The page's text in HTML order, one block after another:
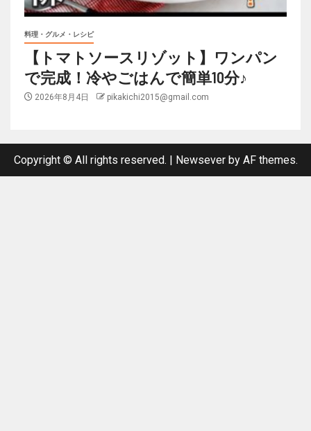
料理・グルメ・レシピ
【トマトソースリゾット】ワンパン
で完成！冷やごはんで簡単10分♪
2026年8月4日 pikakichi2015@gmail.com
Copyright © All rights reserved. | Newseverby AF themes.